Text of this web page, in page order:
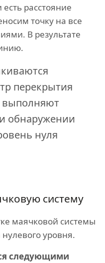
расстояние
точку на все
В результате
перекрытия
выполняют
обнаружении
нуля
систему
маячковой системы
уровня.
следующими